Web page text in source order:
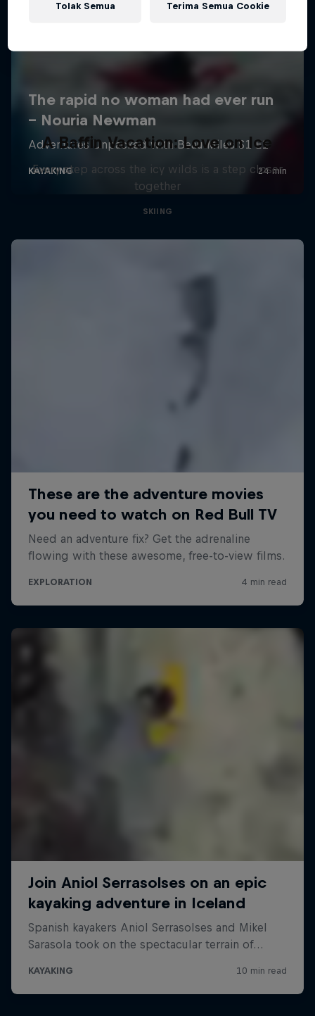
A Baffin Vacation: Love on Ice
Every step across the icy wilds is a step closer
together
SKIING
Tolak Semua Terima Semua Cookie